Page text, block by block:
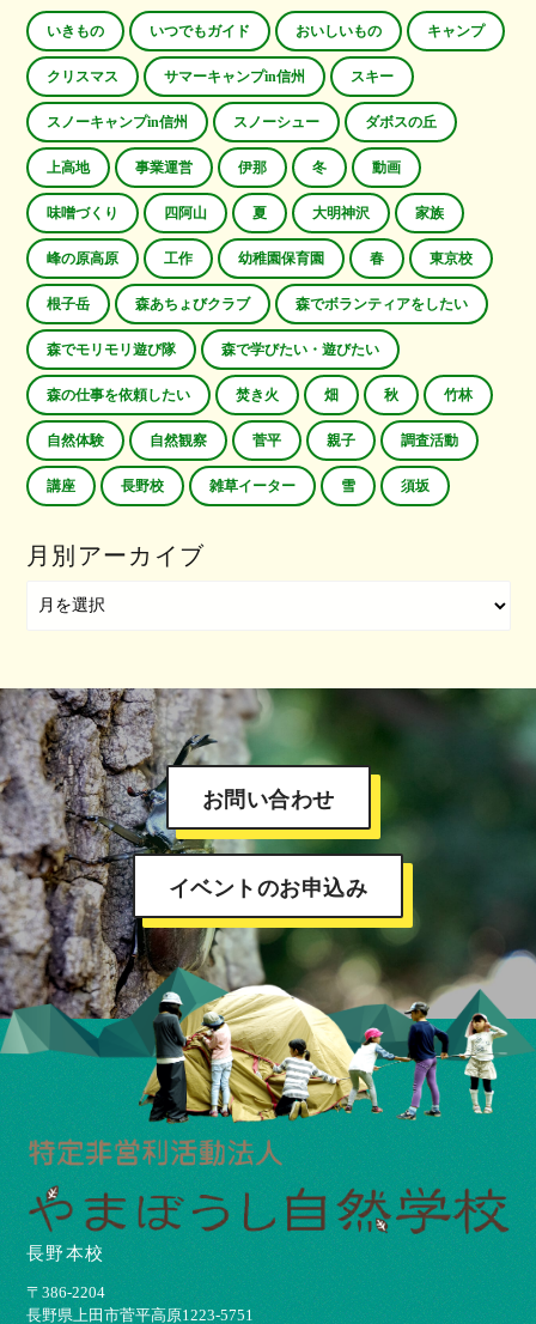
いきもの いつでもガイド おいしいもの キャンプ
クリスマス サマーキャンプin信州 スキー
スノーキャンプin信州 スノーシュー ダボスの丘
上高地 事業運営 伊那 冬 動画
味噌づくり 四阿山 夏 大明神沢 家族
峰の原高原 工作 幼稚園保育園 春 東京校
根子岳 森あちょびクラブ 森でボランティアをしたい
森でモリモリ遊び隊 森で学びたい・遊びたい
森の仕事を依頼したい 焚き火 畑 秋 竹林
自然体験 自然観察 菅平 親子 調査活動
講座 長野校 雑草イーター 雪 須坂
月別アーカイブ
お問い合わせ
イベントのお申込み
長野本校
〒386-2204
⻑野県上⽥市菅平⾼原1223-5751